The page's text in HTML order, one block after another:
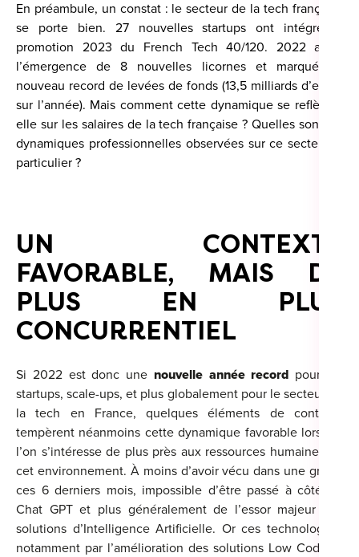
En préambule, un constat : le secteur de la tech française
se porte bien. 27 nouvelles startups ont intégré la
promotion 2023 du French Tech 40/120. 2022 a vu
l’émergence de 8 nouvelles licornes et marqué un
nouveau record de levées de fonds (13,5 milliards d’euros
sur l’année). Mais comment cette dynamique se reflète-t-
elle sur les salaires de la tech française ? Quelles sont les
dynamiques professionnelles observées sur ce secteur si
particulier ?
UN CONTEXTE
FAVORABLE, MAIS DE
PLUS EN PLUS
CONCURRENTIEL
Si 2022 est donc une nouvelle année record pour les
startups, scale-ups, et plus globalement pour le secteur de
la tech en France, quelques éléments de contexte
tempèrent néanmoins cette dynamique favorable lorsque
l’on s’intéresse de plus près aux ressources humaines de
cet environnement. À moins d’avoir vécu dans une grotte
ces 6 derniers mois, impossible d’être passé à côté de
Chat GPT et plus généralement de l’essor majeur des
solutions d’Intelligence Artificielle. Or ces technologies,
notamment par l’amélioration des solutions Low Code et